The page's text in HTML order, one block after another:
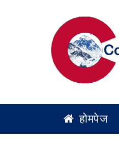
होमपेज